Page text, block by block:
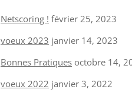
Netscoring ! février 25, 2023
voeux 2023 janvier 14, 2023
Bonnes Pratiques octobre 14,
voeux 2022 janvier 3, 2022